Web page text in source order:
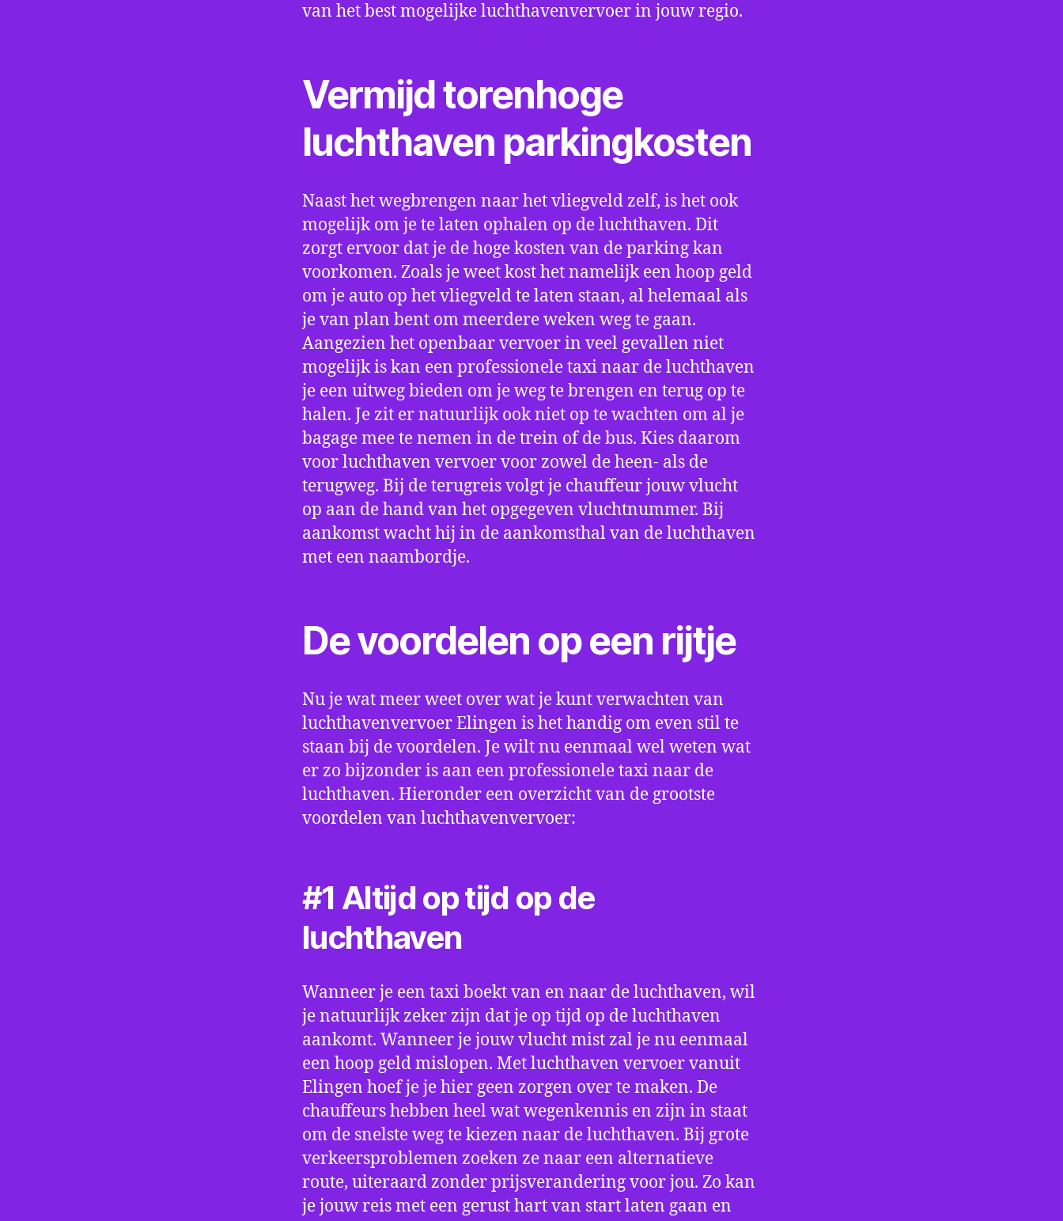
van het best mogelijke luchthavenvervoer in jouw regio.
Vermijd torenhoge
luchthaven parkingkosten
Naast het wegbrengen naar het vliegveld zelf, is het ook
mogelijk om je te laten ophalen op de luchthaven. Dit
zorgt ervoor dat je de hoge kosten van de parking kan
voorkomen. Zoals je weet kost het namelijk een hoop geld
om je auto op het vliegveld te laten staan, al helemaal als
je van plan bent om meerdere weken weg te gaan.
Aangezien het openbaar vervoer in veel gevallen niet
mogelijk is kan een professionele taxi naar de luchthaven
je een uitweg bieden om je weg te brengen en terug op te
halen. Je zit er natuurlijk ook niet op te wachten om al je
bagage mee te nemen in de trein of de bus. Kies daarom
voor luchthaven vervoer voor zowel de heen- als de
terugweg. Bij de terugreis volgt je chauffeur jouw vlucht
op aan de hand van het opgegeven vluchtnummer. Bij
aankomst wacht hij in de aankomsthal van de luchthaven
met een naambordje.
De voordelen op een rijtje
Nu je wat meer weet over wat je kunt verwachten van
luchthavenvervoer Elingen is het handig om even stil te
staan bij de voordelen. Je wilt nu eenmaal wel weten wat
er zo bijzonder is aan een professionele taxi naar de
luchthaven. Hieronder een overzicht van de grootste
voordelen van luchthavenvervoer:
#1 Altijd op tijd op de
luchthaven
Wanneer je een taxi boekt van en naar de luchthaven, wil
je natuurlijk zeker zijn dat je op tijd op de luchthaven
aankomt. Wanneer je jouw vlucht mist zal je nu eenmaal
een hoop geld mislopen. Met luchthaven vervoer vanuit
Elingen hoef je je hier geen zorgen over te maken. De
chauffeurs hebben heel wat wegenkennis en zijn in staat
om de snelste weg te kiezen naar de luchthaven. Bij grote
verkeersproblemen zoeken ze naar een alternatieve
route, uiteraard zonder prijsverandering voor jou. Zo kan
je jouw reis met een gerust hart van start laten gaan en